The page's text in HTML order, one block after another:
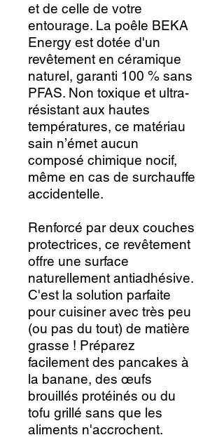
et de celle de votre
entourage. La poêle BEKA
Energy est dotée d'un
revêtement en céramique
naturel, garanti 100 % sans
PFAS. Non toxique et ultra-
résistant aux hautes
températures, ce matériau
sain n’émet aucun
composé chimique nocif,
même en cas de surchauffe
accidentelle.
Renforcé par deux couches
protectrices, ce revêtement
offre une surface
naturellement antiadhésive.
C'est la solution parfaite
pour cuisiner avec très peu
(ou pas du tout) de matière
grasse ! Préparez
facilement des pancakes à
la banane, des œufs
brouillés protéinés ou du
tofu grillé sans que les
aliments n'accrochent.